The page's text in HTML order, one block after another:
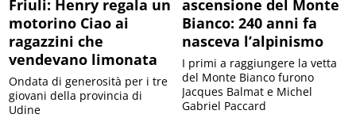
Friuli: Henry regala un
motorino Ciao ai
ragazzini che
vendevano limonata
Ondata di generosità per i tre
giovani della provincia di
Udine
ascensione del Monte
Bianco: 240 anni fa
nasceva l’alpinismo
I primi a raggiungere la vetta
del Monte Bianco furono
Jacques Balmat e Michel
Gabriel Paccard